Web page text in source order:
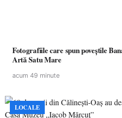
Fotografiile care spun poveștile
Artă Satu Mare
acum 49 minute
LOCALE